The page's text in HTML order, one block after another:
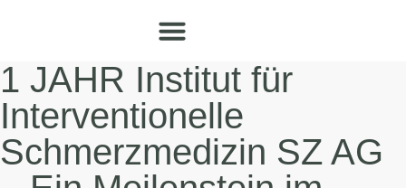
1 JAHR Institut für
Interventionelle
Schmerzmedizin SZ AG